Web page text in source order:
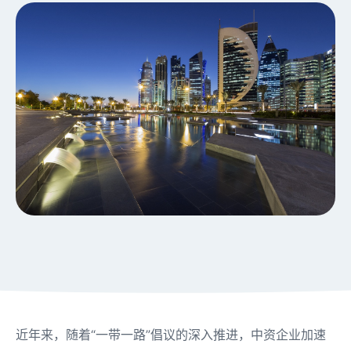
近年来，随着“一带一路”倡议的深入推进，中资企业加速